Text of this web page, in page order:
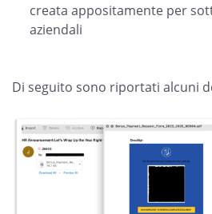
creata appositamente per
aziendali
Di seguito sono riportati alcuni